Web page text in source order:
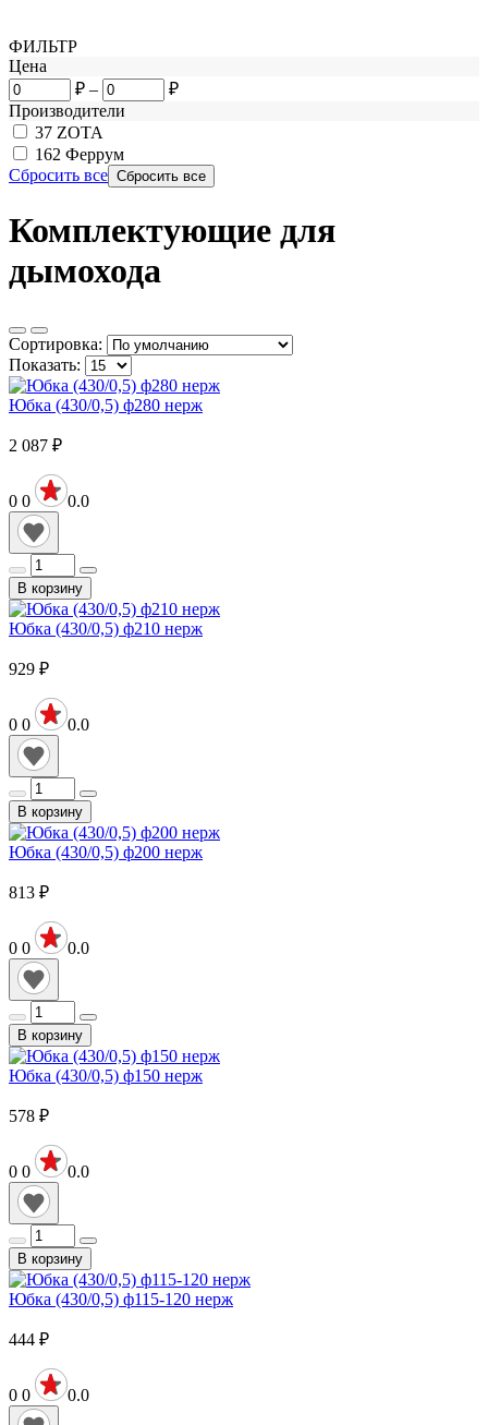
ФИЛЬТР
Цена
₽ –
₽
Производители
37 ZOTA
162 Феррум
Сбросить все
Комплектующие для
дымохода
Сортировка:
Показать:
Юбка (430/0,5) ф280 нерж
2 087 ₽
0 0 0.0
В корзину
Юбка (430/0,5) ф210 нерж
929 ₽
0 0 0.0
В корзину
Юбка (430/0,5) ф200 нерж
813 ₽
0 0 0.0
В корзину
Юбка (430/0,5) ф150 нерж
578 ₽
0 0 0.0
В корзину
Юбка (430/0,5) ф115-120 нерж
444 ₽
0 0 0.0